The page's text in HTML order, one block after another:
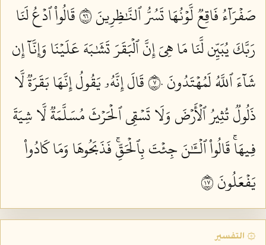
صَفۡرَآءُ فَاقِعٞ لَّوۡنُهَا تَسُرُّ ٱلنَّٰظِرِينَ ٦٩
قَالُواْ ٱدۡعُ لَنَا
رَبَّكَ يُبَيِّن لَّنَا مَا هِيَ إِنَّ ٱلۡبَقَرَ تَشَٰبَهَ عَلَيۡنَا وَإِنَّآ إِن
شَآءَ ٱللَّهُ لَمُهۡتَدُونَ ٧٠
قَالَ إِنَّهُۥ يَقُولُ إِنَّهَا بَقَرَةٞ لَّا
ذَلُولٞ تُثِيرُ ٱلۡأَرۡضَ وَلَا تَسۡقِي ٱلۡحَرۡثَ مُسَلَّمَةٞ لَّا شِيَةَ
فِيهَاۚ قَالُواْ ٱلۡـَٰٔنَ جِئۡتَ بِٱلۡحَقِّۚ فَذَبَحُوهَا وَمَا كَادُواْ
يَفۡعَلُونَ ٧١
۞ التفسير